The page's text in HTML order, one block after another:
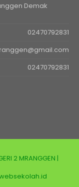
Demak
02470792831
02470792831
2 MRANGGEN |